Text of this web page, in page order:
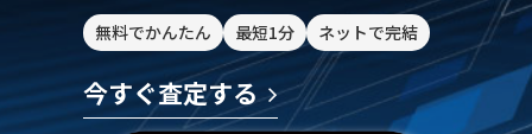
無料でかんたん 最短1分 ネットで完結
今すぐ査定する